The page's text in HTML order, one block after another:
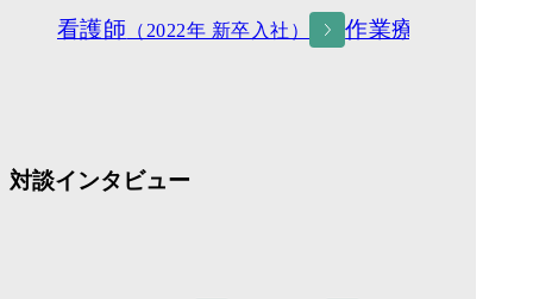
看護師 （2022年 新卒入社） 作業療法士
対談インタビュー